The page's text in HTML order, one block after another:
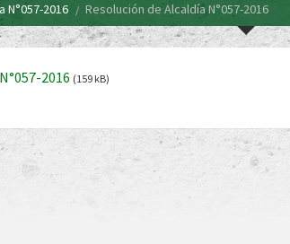
N°057-2016 Resolución de Alcaldía N°057-2016
2016 (159 kB)